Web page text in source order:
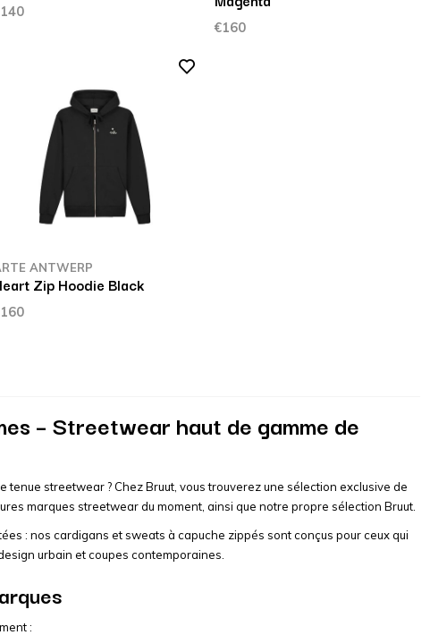
€160
ANTWERP
Zip Hoodie Black
– Streetwear haut de gamme de
streetwear ? Chez Bruut, vous trouverez une sélection exclusive de
marques streetwear du moment, ainsi que notre propre sélection Bruut.
: nos cardigans et sweats à capuche zippés sont conçus pour ceux qui
urbain et coupes contemporaines.
: